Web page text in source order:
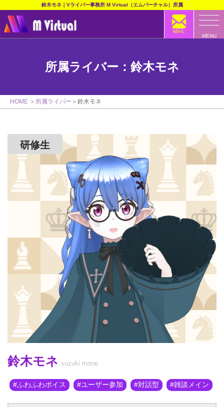
鈴木モネ｜Vライバー事務所 M Virtual（エムバーチャル）所属
MENU
MAIL
所属ライバー：鈴木モネ
HOME 所属ライバー 鈴木モネ
研修生
鈴木モネ suzuki mone
ふわふわボイス ユーザー参加 対話型 雑談メイン